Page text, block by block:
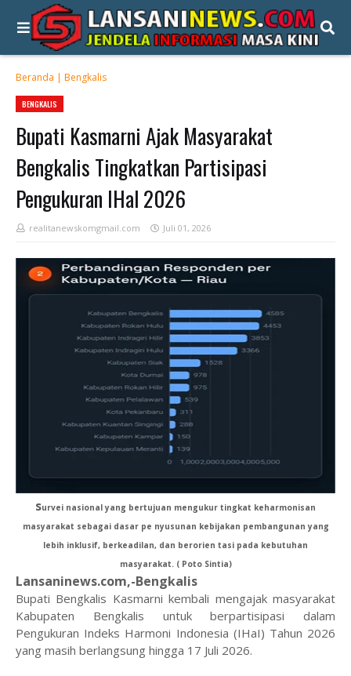
Beranda | Bengkalis
BENGKALIS
Bupati Kasmarni Ajak Masyarakat
Bengkalis Tingkatkan Partisipasi
Pengukuran IHal 2026
realitanewskomgmail.com Juli 01, 2026
survei nasional yang bertujuan mengukur tingkat keharmonisan
masyarakat sebagai dasar pe nyusunan kebijakan pembangunan yang
lebih inklusif, berkeadilan, dan berorien tasi pada kebutuhan
masyarakat. ( Poto Sintia)
Lansaninews.com,-Bengkalis
Bupati Bengkalis Kasmarni kembali mengajak masyarakat
Kabupaten Bengkalis untuk berpartisipasi dalam
Pengukuran Indeks Harmoni Indonesia (IHaI) Tahun 2026
yang masih berlangsung hingga 17 Juli 2026.